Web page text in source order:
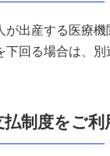
が出産する医療
下回る場合は、
払制度をご